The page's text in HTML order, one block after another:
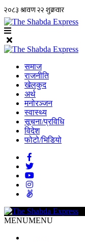
समाज
राजनीति
खेलकुद
अर्थ
मनोरञ्जन
स्वास्थ्य
सूचना/प्रविधि
विदेश
फोटो/भिडियो
MENUMENU